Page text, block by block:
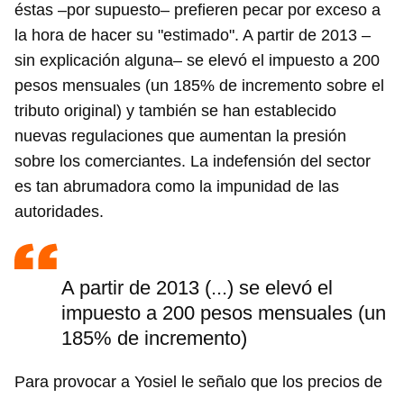
éstas –por supuesto– prefieren pecar por exceso a
la hora de hacer su "estimado". A partir de 2013 –
sin explicación alguna– se elevó el impuesto a 200
pesos mensuales (un 185% de incremento sobre el
tributo original) y también se han establecido
nuevas regulaciones que aumentan la presión
sobre los comerciantes. La indefensión del sector
es tan abrumadora como la impunidad de las
autoridades.
A partir de 2013 (...) se elevó el
impuesto a 200 pesos mensuales (un
185% de incremento)
Para provocar a Yosiel le señalo que los precios de